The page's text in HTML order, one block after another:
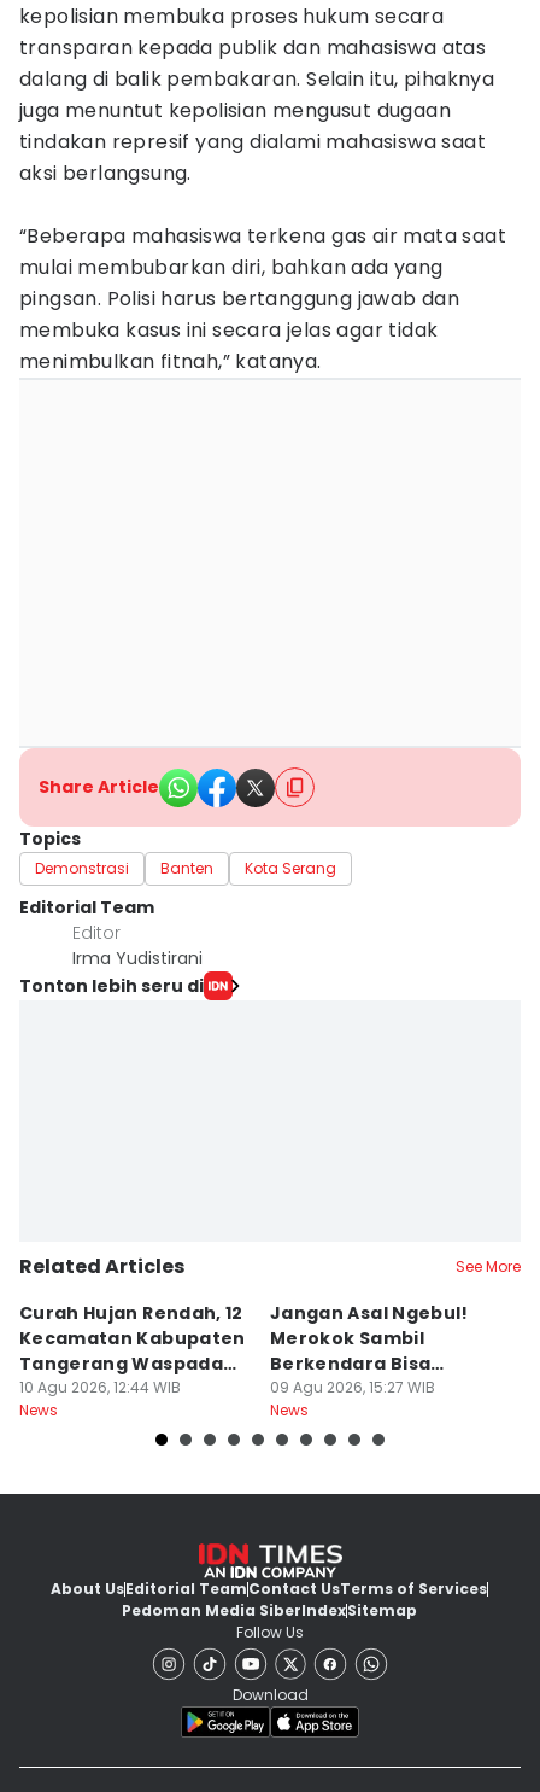
kepolisian membuka proses hukum secara
transparan kepada publik dan mahasiswa atas
dalang di balik pembakaran. Selain itu, pihaknya
juga menuntut kepolisian mengusut dugaan
tindakan represif yang dialami mahasiswa saat
aksi berlangsung.
“Beberapa mahasiswa terkena gas air mata saat
mulai membubarkan diri, bahkan ada yang
pingsan. Polisi harus bertanggung jawab dan
membuka kasus ini secara jelas agar tidak
menimbulkan fitnah,” katanya.
Share Article
Topics
Demonstrasi Banten Kota Serang
Editorial Team
Editor
Irma Yudistirani
Tonton lebih seru di
Related Articles See More
Curah Hujan Rendah, 12
Kecamatan Kabupaten
Tangerang Waspada
Kekeringan
10 Agu 2026, 12:44 WIB
News
Jangan Asal Ngebul!
Merokok Sambil
Berkendara Bisa
Didenda Rp750 Ribu
09 Agu 2026, 15:27 WIB
News
About UsEditorial TeamContact UsTerms of Services
Pedoman Media SiberIndexSitemap
Follow Us
Download